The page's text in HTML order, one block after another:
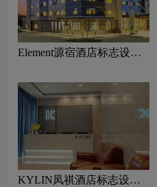
Element源宿酒店标志设计
KYLIN凤祺酒店标志设计